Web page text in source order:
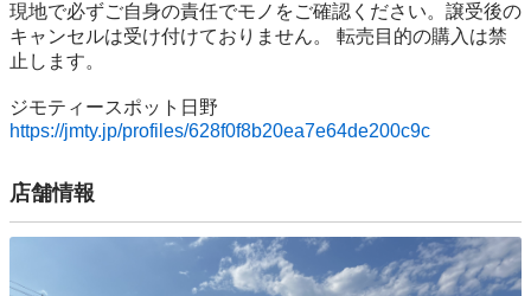
現地で必ずご⾃⾝の責任でモノをご確認ください。譲受後の
キャンセルは受け付けておりません。 転売⽬的の購⼊は禁
⽌します。
https://jmty.jp/profiles/628f0f8b20ea7e64de200c9c
店舗情報